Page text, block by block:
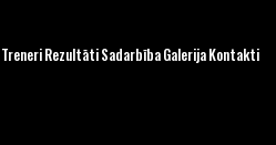
TreneriRezultātiSadarbībaGalerijaKontakti